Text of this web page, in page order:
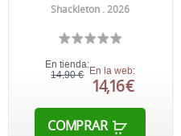
Shackleton . 2026
En tienda:
14,90 €
En la web:
14,16 €
COMPRAR